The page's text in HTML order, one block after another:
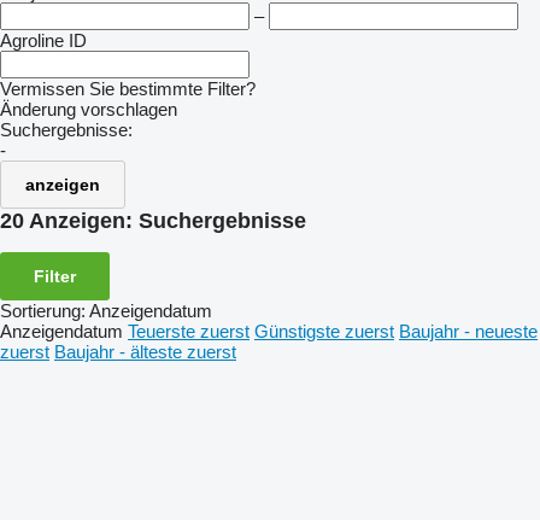
–
Agroline ID
Vermissen Sie bestimmte Filter?
Änderung vorschlagen
Suchergebnisse:
-
anzeigen
20 Anzeigen: Suchergebnisse
Filter
Sortierung: Anzeigendatum
Anzeigendatum Teuerste zuerst Günstigste zuerst Baujahr - neueste
zuerst Baujahr - älteste zuerst